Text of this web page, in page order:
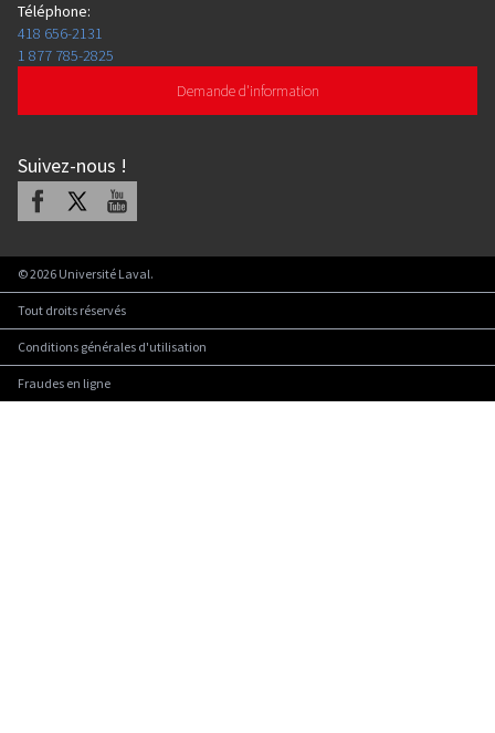
Téléphone:
418 656-2131
1 877 785-2825
Demande d'information
Suivez-nous !
Facebook Youtube
©2026 Université Laval.
Tout droits réservés
Conditions générales d'utilisation
Fraudes en ligne